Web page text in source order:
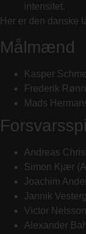
intensitet.
Her er den danske
Målmænd
Kasper
Frederik
Mads
Andreas
Simon Kjær
Joachim
Jannik
Victor
Alexander